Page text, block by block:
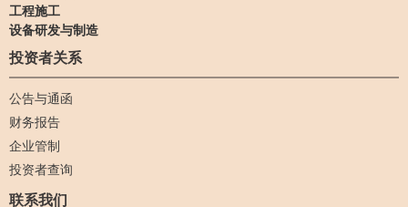
工程施工
设备研发与制造
投资者关系
公告与通函
财务报告
企业管制
投资者查询
联系我们